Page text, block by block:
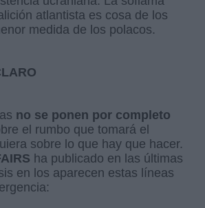
atlantista es cosa de los
medida de los polacos.
no se ponen por completo
el rumbo que tomará el
sobre lo que hay que hacer.
ha publicado en las últimas
en los aparecen estas líneas